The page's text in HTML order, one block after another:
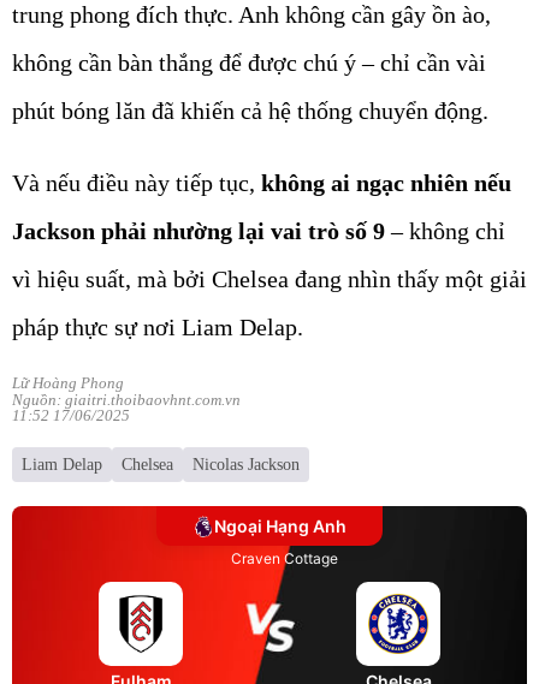
trung phong đích thực. Anh không cần gây ồn ào,
không cần bàn thắng để được chú ý – chỉ cần vài
phút bóng lăn đã khiến cả hệ thống chuyển động.
Và nếu điều này tiếp tục, không ai ngạc nhiên nếu
Jackson phải nhường lại vai trò số 9– không chỉ
vì hiệu suất, mà bởi Chelsea đang nhìn thấy một giải
pháp thực sự nơi Liam Delap.
Lữ Hoàng Phong
Nguồn: giaitri.thoibaovhnt.com.vn
11:52 17/06/2025
Liam Delap Chelsea Nicolas Jackson
Ngoại Hạng Anh
Craven Cottage